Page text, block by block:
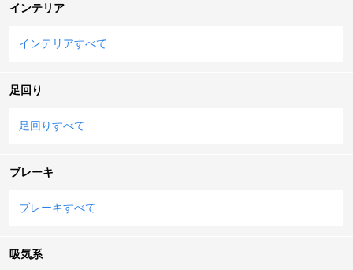
インテリア
インテリアすべて
足回り
足回りすべて
ブレーキ
ブレーキすべて
吸気系